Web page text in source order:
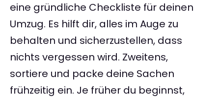
eine gründliche Checkliste für deinen
Umzug. Es hilft dir, alles im Auge zu
behalten und sicherzustellen, dass
nichts vergessen wird. Zweitens,
sortiere und packe deine Sachen
frühzeitig ein. Je früher du beginnst,